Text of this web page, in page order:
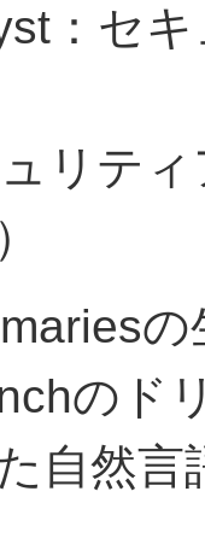
：セ
リテ
の
のド
自然